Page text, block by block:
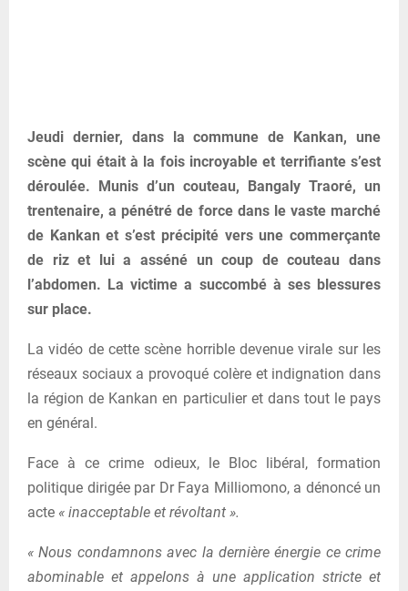
Jeudi dernier, dans la commune de Kankan, une
scène qui était à la fois incroyable et terrifiante s’est
déroulée. Munis d’un couteau, Bangaly Traoré, un
trentenaire, a pénétré de force dans le vaste marché
de Kankan et s’est précipité vers une commerçante
de riz et lui a asséné un coup de couteau dans
l’abdomen. La victime a succombé à ses blessures
sur place.
La vidéo de cette scène horrible devenue virale sur les
réseaux sociaux a provoqué colère et indignation dans
la région de Kankan en particulier et dans tout le pays
en général.
Face à ce crime odieux, le Bloc libéral, formation
politique dirigée par Dr Faya Milliomono, a dénoncé un
acte « inacceptable et révoltant ».
« Nous condamnons avec la dernière énergie ce crime
abominable et appelons à une application stricte et